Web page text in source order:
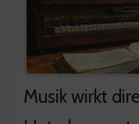
Musik wirkt